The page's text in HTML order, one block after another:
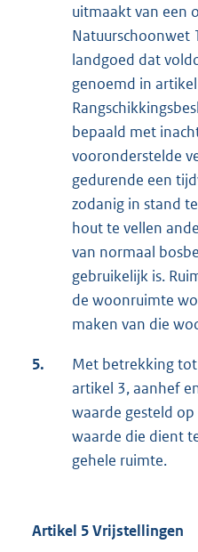
uitmaakt van een
Natuurschoonwet
landgoed dat
genoemd in
bepaald met
vooronderstelde
gedurende een
zodanig in stand
hout te vellen
van normaal
gebruikelijk is.
de woonruimte
maken van die
5.
Met betrekking
artikel 3, aanhef
waarde gesteld
waarde die dient
gehele ruimte.
Artikel 5 Vrijstellingen